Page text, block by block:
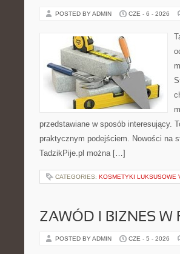
POSTED BY ADMIN CZE - 6 - 2026
przedstawiane w sposób interesujący.
praktycznym podejściem. Nowości na
TadzikPije.pl można […]
CATEGORIES: KOSMETYKI LUKSUSOWE
ZAWÓD I BIZNES W
POSTED BY ADMIN CZE - 5 - 2026